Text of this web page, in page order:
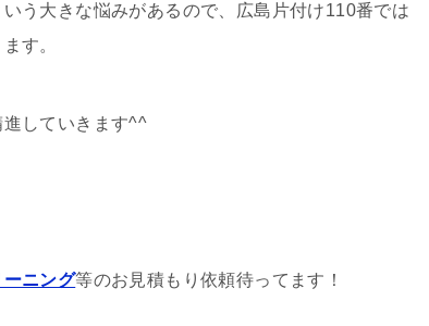
う大きな悩みがあるので、広島片付け110番では
す。
していきます^^
ニング等のお見積もり依頼待ってます！